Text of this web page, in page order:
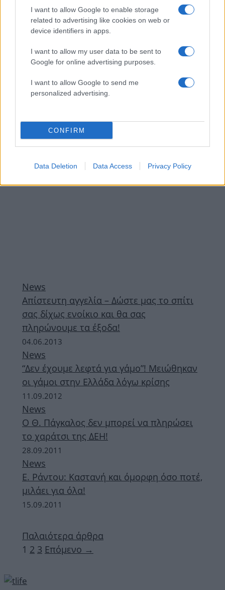
I want to allow Google to enable storage
related to advertising like cookies on web or
device identifiers in apps.
I want to allow my user data to be sent to
Google for online advertising purposes.
I want to allow Google to send me
personalized advertising.
CONFIRM
Data Deletion Data Access Privacy Policy
10.02.2014
News
Kylie Minogue: Της έδωσαν 250 χιλιάδες
δολάρια παραπάνω για να παραμείνει
στο The Voice!
News
ΔΙΑΦΗΜΙΣΗ
News
Aπίστευτη αγγελία – Δώστε μας το σπίτι
σας δίχως ενοίκιο και θα σας
πληρώνουμε τα έξοδα!
04.06.2013
News
“Δεν έχουμε λεφτά για γάμο”! Μειώθηκαν
οι γάμοι στην Ελλάδα λόγω κρίσης
11.09.2012
News
Ο Θ. Πάγκαλος δεν μπορεί να πληρώσει
το χαράτσι της ΔΕΗ!
28.09.2011
News
E. Ράντου: Καστανή και όμορφη όσο ποτέ,
μιλάει για όλα!
15.09.2011
Παλαιότερα άρθρα
Σελίδα
1 Σελίδα
2 Σελίδα
3 Επόμενο →